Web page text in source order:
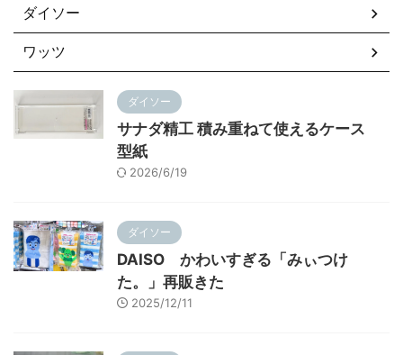
ダイソー
ワッツ
ダイソー
サナダ精工 積み重ねて使えるケース
型紙
2026/6/19
ダイソー
DAISO かわいすぎる「みぃつけ
た。」再販きた
2025/12/11